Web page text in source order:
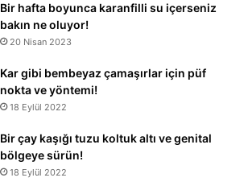
Bir hafta boyunca karanfilli su içerseniz
bakın ne oluyor!
20 Nisan 2023
Kar gibi bembeyaz çamaşırlar için püf
nokta ve yöntemi!
18 Eylül 2022
Bir çay kaşığı tuzu koltuk altı ve genital
bölgeye sürün!
18 Eylül 2022